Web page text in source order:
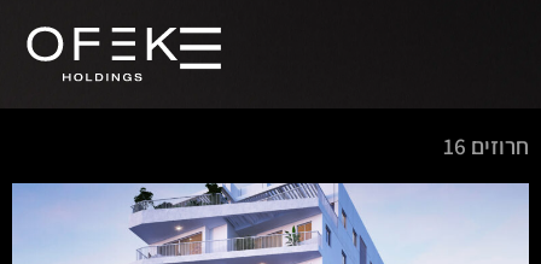
חרוזים 16